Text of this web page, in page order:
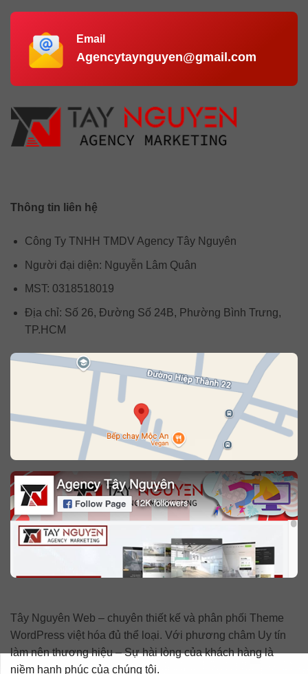
Email
Agencytaynguyen@gmail.com
Thông tin liên hệ
Công Ty TNHH TMDV Agency Tây Nguyên
Người đại diện: Nguyễn Lâm Quân
MST: 0318518019
Địa chỉ: Số 26, Đường Số 24B, Phường Bình Trưng,
TP.HCM
Tây Nguyên Web – chuyên thiết kế và phân phối Theme
WordPress việt hóa đủ thể loại. Với phương châm Uy tín
làm nên thương hiệu – Sự hài lòng của khách hàng là
niềm hạnh phúc của chúng tôi.